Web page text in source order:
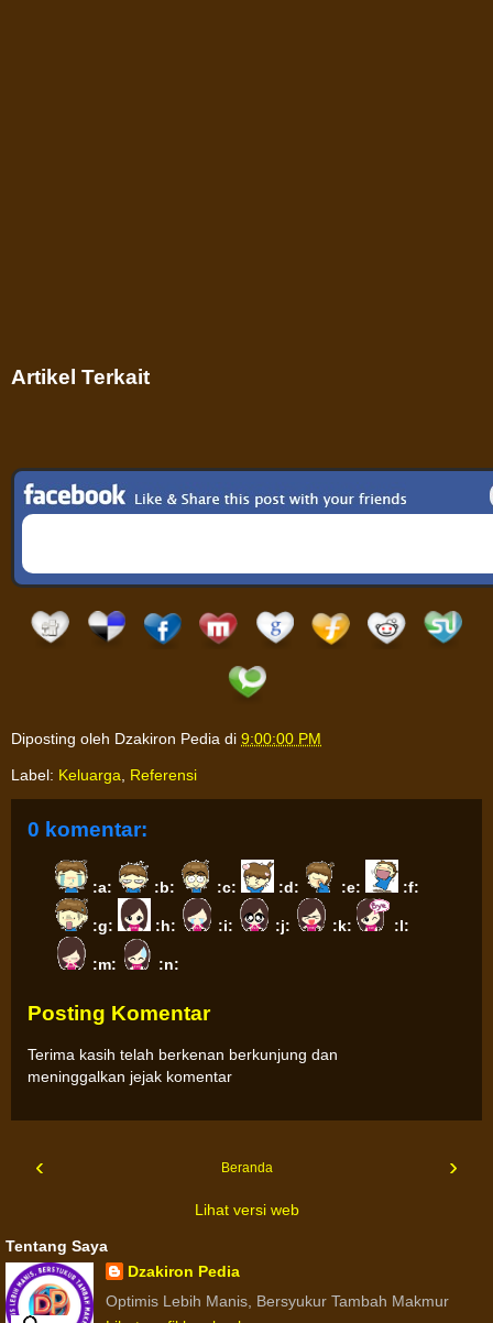
Artikel Terkait
Diposting oleh Dzakiron Pedia di 9:00:00 PM
Label: Keluarga Referensi
0 komentar:
:a: :b: :c: :d: :e: :f:
:g: :h: :i: :j: :k: :l:
:m: :n:
Posting Komentar
Terima kasih telah berkenan berkunjung dan
meninggalkan jejak komentar
‹ ›
Beranda
Lihat versi web
Tentang Saya
Dzakiron Pedia
Optimis Lebih Manis, Bersyukur Tambah Makmur